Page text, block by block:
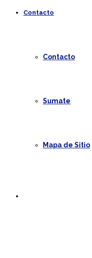
Contacto
Contacto
Sumate
Mapa de Sitio